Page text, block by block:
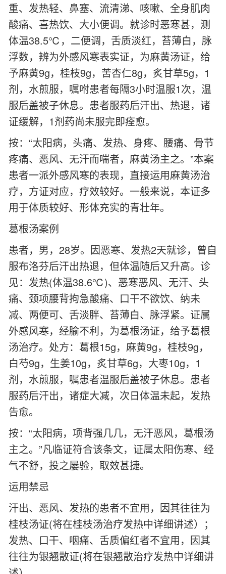
重、发热轻、鼻塞、流清涕、咳嗽、全身肌肉
酸痛、喜热饮、大小便调。就诊时恶寒甚，测
体温38.5℃，二便调，舌质淡红，苔薄白，脉
浮数，辨为外感风寒表实证，为麻黄汤证，给
予麻黄9g，桂枝9g，苦杏仁8g，炙甘草5g，1
剂，水煎服，嘱咐患者每隔3小时温服1次，温
服后盖被子休息。患者服药后汗出、热退，诸
证缓解，1剂药尚未服完即痊愈。
按：“太阳病，头痛、发热、身疼、腰痛、骨节
疼痛、恶风、无汗而喘者，麻黄汤主之。”本案
患者一派外感风寒的表现，直接运用麻黄汤治
疗，方证对应，疗效较好。一般来说，本证多
用于体质较好、形体充实的青壮年。
葛根汤案例
患者，男，28岁。因恶寒、发热2天就诊，曾自
服布洛芬后汗出热退，但体温随后又升高。诊
见：发热(体温38.6℃)、恶寒恶风、无汗、头
痛、颈项腰背拘急酸痛、口干不欲饮、纳未
减、两便可、舌淡胖、苔薄白、脉浮紧。证属
外感风寒，经腧不利，为葛根汤证，给予葛根
汤治疗。处方：葛根15g，麻黄9g，桂枝9g，
白芍9g，生姜10g，炙甘草6g，大枣10g，1
剂，水煎服，嘱患者温服后盖被子休息。患者
服药后汗出，诸症大减，次日体温未起，发热
告愈。
按：“太阳病，项背强几几，无汗恶风，葛根汤
主之。”凡临证符合该条文，证属太阳伤寒、经
气不舒，投之屡验，取效甚捷。
运用禁忌
汗出、恶风、发热的患者不宜用，因其往往为
桂枝汤证(将在桂枝汤治疗发热中详细讲述）；
发热、口干、咽痛、舌质偏红者不宜用，因其
往往为银翘散证(将在银翘散治疗发热中详细讲